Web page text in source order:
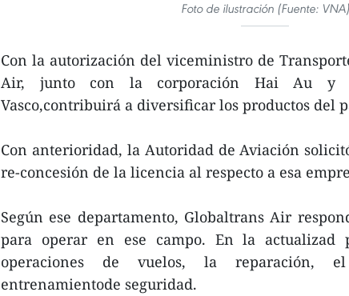
Foto de ilustración (Fuente: VNA)
Con la autorización del viceministro de
Air, junto con la corporación Hai Au y
Vasco,contribuirá a diversificar los productos del
Con anterioridad, la Autoridad de Aviación
re-concesión de la licencia al respecto a esa
Según ese departamento, Globaltrans Air
para operar en ese campo. En la actualizad
operaciones de vuelos, la reparación,
entrenamientode seguridad.